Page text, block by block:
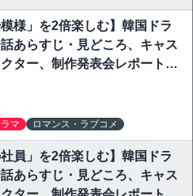
模様」を2倍楽しむ】韓国ドラ
あらすじ・見どころ、キャス
クター、制作発表会レポートな
マ ロマンス・ラブコメ
社員」を2倍楽しむ】韓国ドラ
あらすじ・見どころ、キャス